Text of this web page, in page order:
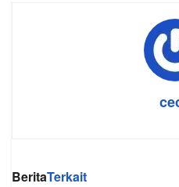
BeritaTerkait